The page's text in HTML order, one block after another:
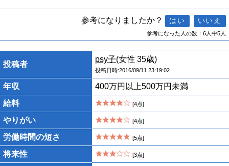
参考になりましたか？
参考になった人の数：6人中5人
投稿者
psy子(女性 35歳)
投稿日時:2016/09/11 23:19:02
年収
400万円以上500万円未満
給料
[4点]
やりがい [4点]
労働時間の短さ [5点]
将来性 [3点]